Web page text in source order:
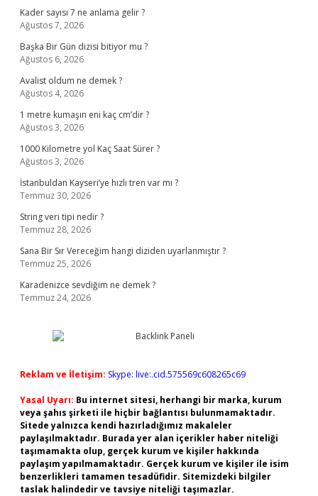
Kader sayısı 7 ne anlama gelir ?
Ağustos 7, 2026
Başka Bir Gün dizisi bitiyor mu ?
Ağustos 6, 2026
Avalist oldum ne demek ?
Ağustos 4, 2026
1 metre kumaşın eni kaç cm’dir ?
Ağustos 3, 2026
1000 Kilometre yol Kaç Saat Sürer ?
Ağustos 3, 2026
İstanbuldan Kayseri’ye hızlı tren var mı ?
Temmuz 30, 2026
String veri tipi nedir ?
Temmuz 28, 2026
Sana Bir Sır Vereceğim hangi diziden uyarlanmıştır ?
Temmuz 25, 2026
Karadenizce sevdiğim ne demek ?
Temmuz 24, 2026
Reklam ve İletişim: Skype: live:.cid.575569c608265c69
Yasal Uyarı: Bu internet sitesi, herhangi bir marka, kurum
veya şahıs şirketi ile hiçbir bağlantısı bulunmamaktadır.
Sitede yalnızca kendi hazırladığımız makaleler
paylaşılmaktadır. Burada yer alan içerikler haber niteliği
taşımamakta olup, gerçek kurum ve kişiler hakkında
paylaşım yapılmamaktadır. Gerçek kurum ve kişiler ile isim
benzerlikleri tamamen tesadüfidir. Sitemizdeki bilgiler
taslak halindedir ve tavsiye niteliği taşımazlar.